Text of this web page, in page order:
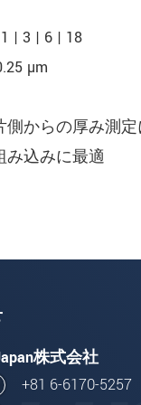
| 3 | 6 | 18
µm
側からの厚み測
み込みに最適
株式会社
+81 6-6170-5257